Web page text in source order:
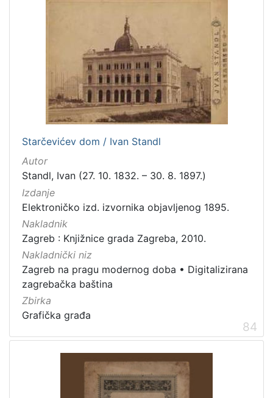
Starčevićev dom / Ivan Standl
Autor
Standl, Ivan (27. 10. 1832. – 30. 8. 1897.)
Izdanje
Elektroničko izd. izvornika objavljenog 1895.
Nakladnik
Zagreb : Knjižnice grada Zagreba, 2010.
Nakladnički niz
Zagreb na pragu modernog doba • Digitalizirana
zagrebačka baština
Zbirka
Grafička građa
84